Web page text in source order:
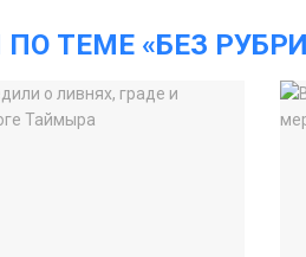
ТЕМЕ «БЕЗ